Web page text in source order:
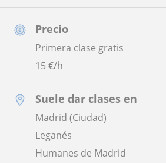
Precio
Primera clase gratis
15€/h
Suele dar clases en
Madrid (Ciudad)
Leganés
Humanes de Madrid